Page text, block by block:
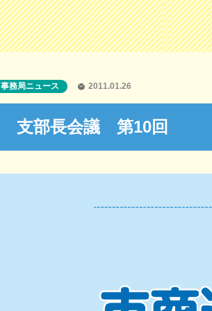
支部長会議 第10回
事務局ニュース 2011.01.26